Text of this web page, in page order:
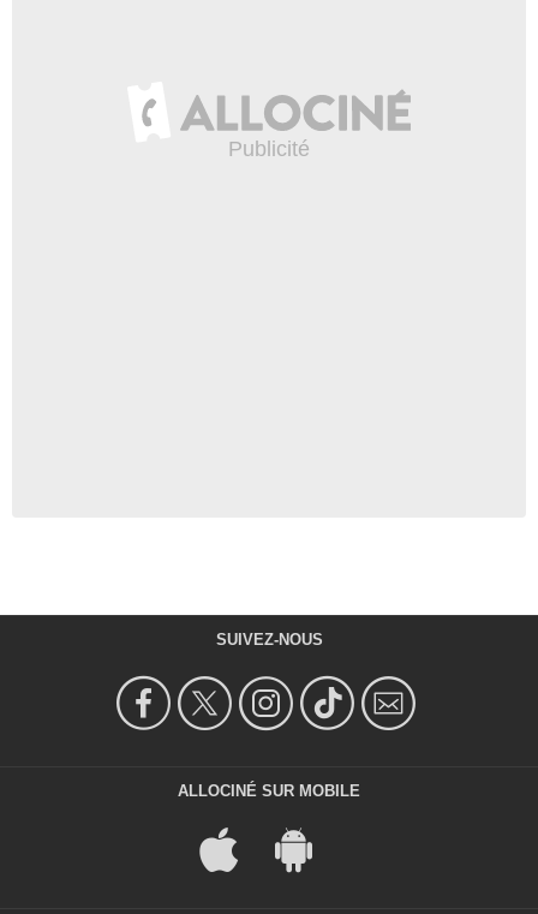
SUIVEZ-NOUS
ALLOCINÉ SUR MOBILE